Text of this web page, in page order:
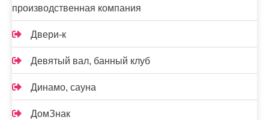
производственная компания
Двери-к
Девятый вал, банный клуб
Динамо, сауна
ДомЗнак